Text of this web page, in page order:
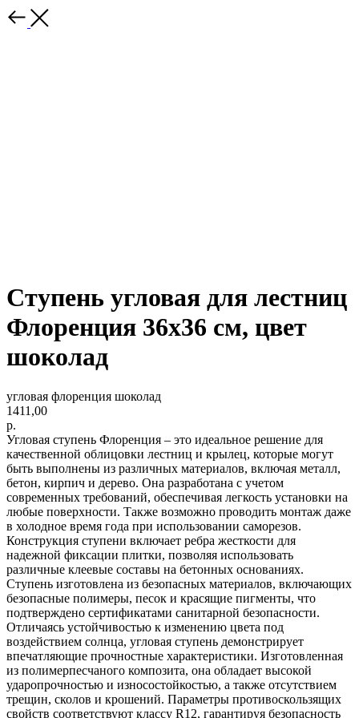
Ступень угловая для лестниц
Флоренция 36х36 см, цвет
шоколад
угловая флоренция шоколад
1411,00
р.
Угловая ступень Флоренция – это идеальное решение для
качественной облицовки лестниц и крылец, которые могут
быть выполнены из различных материалов, включая металл,
бетон, кирпич и дерево. Она разработана с учетом
современных требований, обеспечивая легкость установки на
любые поверхности. Также возможно проводить монтаж даже
в холодное время года при использовании саморезов.
Конструкция ступени включает ребра жесткости для
надежной фиксации плитки, позволяя использовать
различные клеевые составы на бетонных основаниях.
Ступень изготовлена из безопасных материалов, включающих
безопасные полимеры, песок и красящие пигменты, что
подтверждено сертификатами санитарной безопасности.
Отличаясь устойчивостью к изменению цвета под
воздействием солнца, угловая ступень демонстрирует
впечатляющие прочностные характеристики. Изготовленная
из полимерпесчаного композита, она обладает высокой
ударопрочностью и износостойкостью, а также отсутствием
трещин, сколов и крошений. Параметры противоскользящих
свойств соответствуют классу R12, гарантируя безопасность